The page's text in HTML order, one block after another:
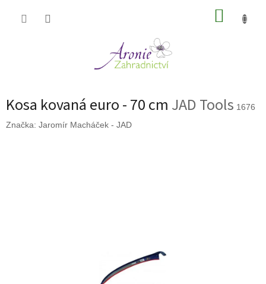
Kosa kovaná euro - 70 cm JAD Tools 1676
Značka: Jaromír Macháček - JAD